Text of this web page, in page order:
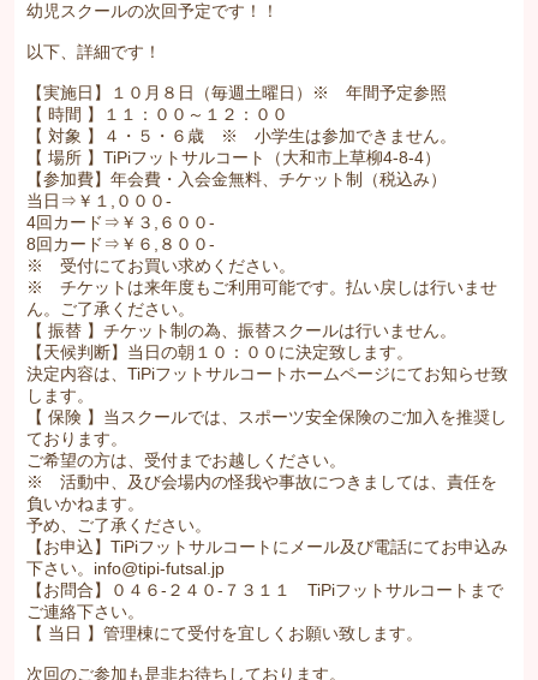
幼児スクールの次回予定です！！
以下、詳細です！
【実施日】１０月８日（毎週土曜日）※ 年間予定参照
【 時間 】１１：００～１２：００
【 対象 】４・５・６歳 ※ 小学生は参加できません。
【 場所 】TiPiフットサルコート（大和市上草柳4-8-4）
【参加費】年会費・入会金無料、チケット制（税込み）
当日⇒￥１,０００-
4回カード⇒￥３,６００-
8回カード⇒￥６,８００-
※ 受付にてお買い求めください。
※ チケットは来年度もご利用可能です。払い戻しは行いませ
ん。ご了承ください。
【 振替 】チケット制の為、振替スクールは行いません。
【天候判断】当日の朝１０：００に決定致します。
決定内容は、TiPiフットサルコートホームページにてお知らせ致
します。
【 保険 】当スクールでは、スポーツ安全保険のご加入を推奨し
ております。
ご希望の方は、受付までお越しください。
※ 活動中、及び会場内の怪我や事故につきましては、責任を
負いかねます。
予め、ご了承ください。
【お申込】TiPiフットサルコートにメール及び電話にてお申込み
下さい。info@tipi-futsal.jp
【お問合】０４６-２４０-７３１１ TiPiフットサルコートまで
ご連絡下さい。
【 当日 】管理棟にて受付を宜しくお願い致します。
次回のご参加も是非お待ちしております。